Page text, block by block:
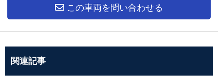
この車両を問い合わせる
関連記事